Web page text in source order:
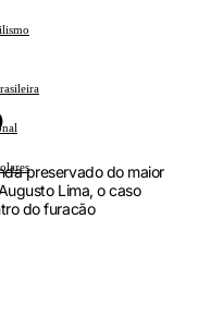
preservado do maior
Lima, o caso
do furacão